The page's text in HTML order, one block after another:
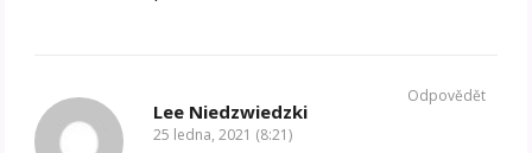
Lee Niedzwiedzki
25 ledna, 2021 (8:21)
Odpovědět